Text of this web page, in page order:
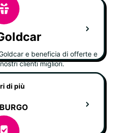
e beneficia di offerte e
clienti migliori.
di più